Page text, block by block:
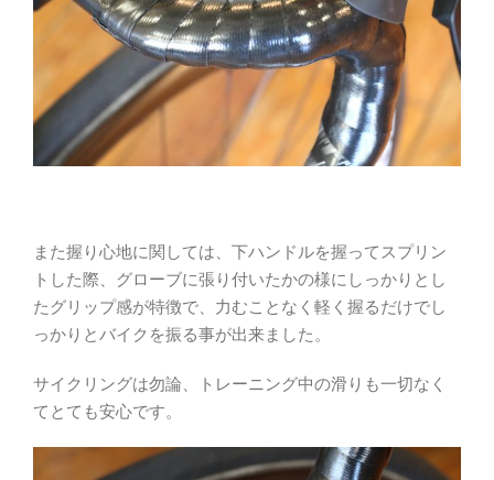
また握り心地に関しては、下ハンドルを握ってスプリン
トした際、グローブに張り付いたかの様にしっかりとし
たグリップ感が特徴で、力むことなく軽く握るだけでし
っかりとバイクを振る事が出来ました。
サイクリングは勿論、トレーニング中の滑りも一切なく
てとても安心です。